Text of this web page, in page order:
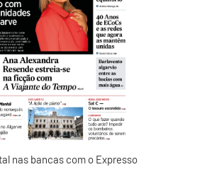
nas bancas com o Expresso